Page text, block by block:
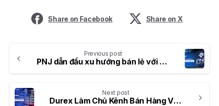
Share on Facebook Share on X
Previous post
PNJ dẫn đầu xu hướng bán lẻ với Mini App trên Zalo
Next post
Durex Làm Chủ Kênh Bán Hàng Với Zalo Mini App Durex